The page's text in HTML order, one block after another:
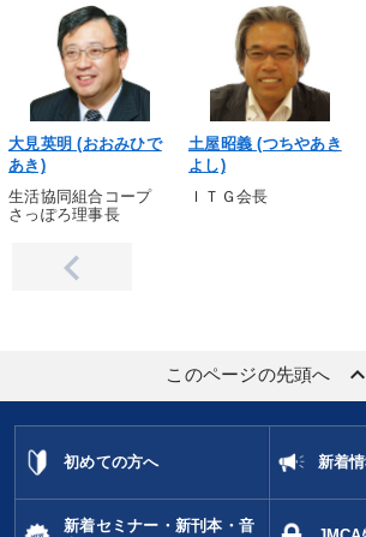
大見英明 (おおみひで
あき)
生活協同組合コープ
さっぽろ理事長
土屋昭義 (つちやあき
よし)
ＩＴＧ会長
このページの先頭へ keyboard_arrow_up
初めての方へ 新着
新着セミナー・新刊本・音